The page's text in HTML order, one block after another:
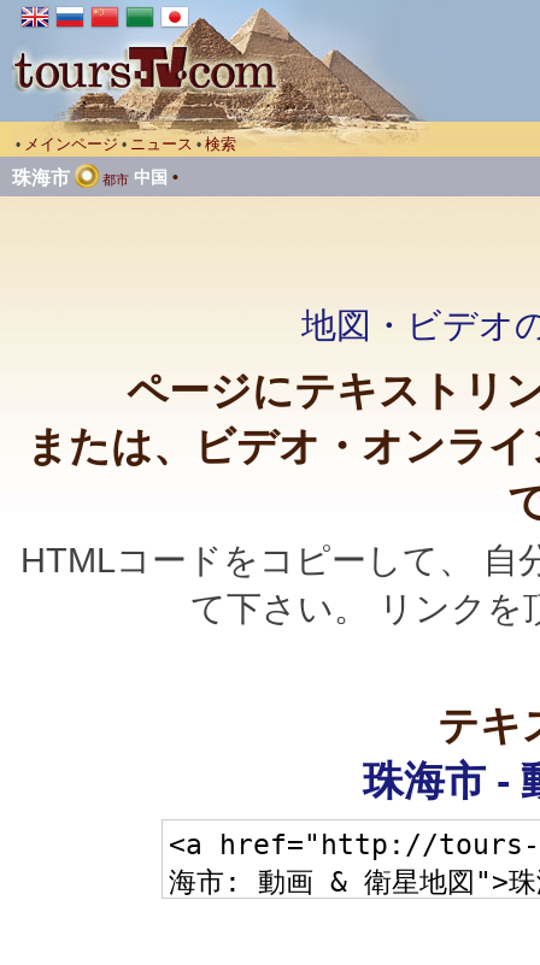
• メインページ • ニュース • 検索
珠海市 都市 中国 •
地図・ビデオ
ページにテキストリ
または、ビデオ・オンラ
HTMLコードをコピーして、
て下さい。 リンクを
テキ
珠海市 -